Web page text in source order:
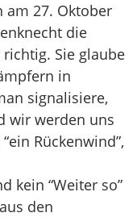
am 27. Oktober
die
Sie glaube
in
signalisiere,
wir werden uns
Rückenwind”,
kein “Weiter so”
den